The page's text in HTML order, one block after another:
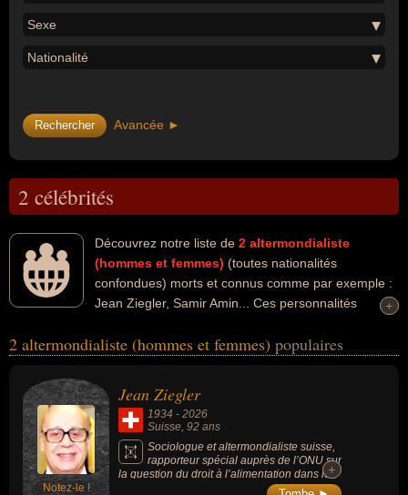
Sexe
Nationalité
Avancée ►
2 célébrités
Découvrez notre liste de 2 altermondialiste
(hommes et femmes) (toutes nationalités
confondues) morts et connus comme par exemple :
Jean Ziegler, Samir Amin... Ces personnalités
littérature, du parti socialiste, de la politique, de la politique de
géopolitique ou du parti communiste français. Ces célébrités
peuvent également avoir été artiste, auteur d'ouvrages politiques,
conseiller municipal, écrivain, écrivain scientifique, homme d'état,
homme politique, militant, militant des droits de l'homme,
scientifique, socialiste, sociologue, communiste, économiste,
géopolitologue ou politologue. En ce qui concerne leurs nationalités
+
+
2 altermondialiste (hommes et femmes) populaires
Notez-le !
Jean Ziegler
1934 - 2026
Suisse, 92 ans
Sociologue et altermondialiste suisse,
rapporteur spécial auprès de l’ONU sur
la question du droit à l’alimentation dans le
monde, vice-président du comité consultatif
+
+